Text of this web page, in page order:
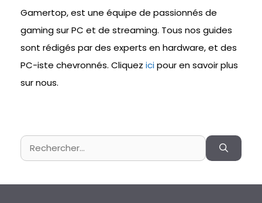
Gamertop, est une équipe de passionnés de
gaming sur PC et de streaming. Tous nos guides
sont rédigés par des experts en hardware, et des
PC-iste chevronnés. Cliquez icipour en savoir plus
sur nous.
Rechercher :